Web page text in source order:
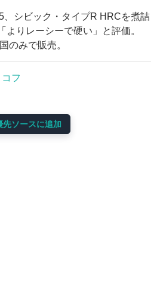
、シビック・タイプR HRCを煮詰
よりレーシーで硬い」と評価。
のみで販売。
フ
ソースに追加